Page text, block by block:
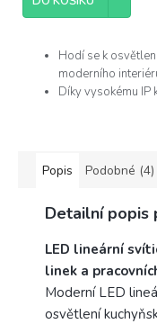
Hodí se k
moderního
Díky vysokému IP
balení.
Popis Podobné (4)
Detailní popis
LED lineární
linek a
Moderní LED
osvětlení